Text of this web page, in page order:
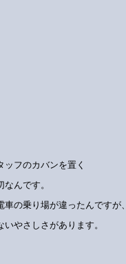
フのカバンを置く
んです。
車の乗り場が違ったんですが
やさしさがあります。